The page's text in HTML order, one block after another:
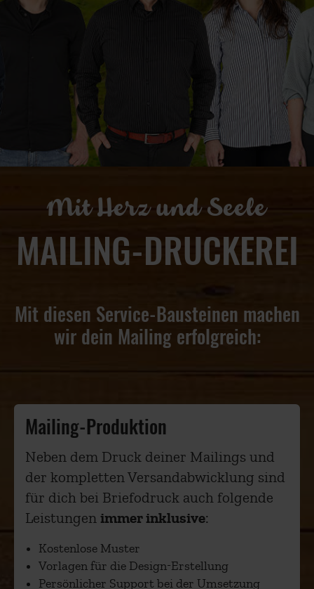
Mit Herz und Seele
MAILING-DRUCKEREI
Mit diesen Service-Bausteinen machen
wir dein Mailing erfolgreich:
Mailing-Produktion
Neben dem Druck deiner Mailings und
der kompletten Versandabwicklung sind
für dich bei Briefodruck auch folgende
Leistungen immer inklusive:
Kostenlose Muster
Vorlagen für die Design-Erstellung
Persönlicher Support bei der Umsetzung